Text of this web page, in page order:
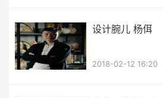
设计腕儿 杨佴
2018-02-12 16:20